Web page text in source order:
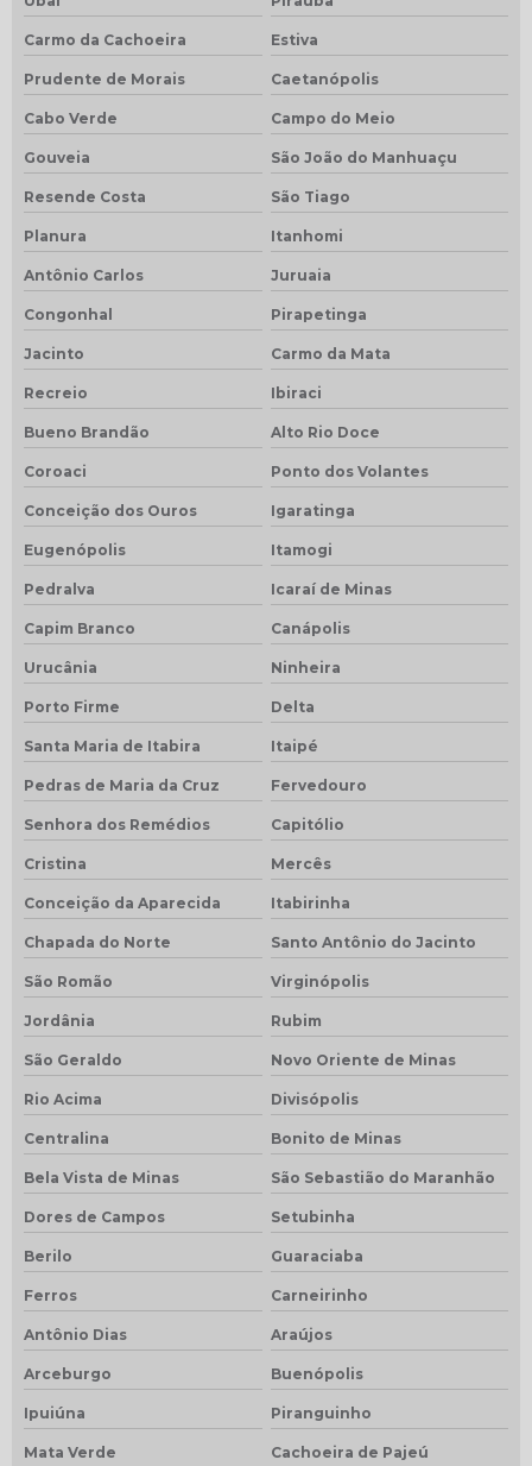
Carmo da Cachoeira Estiva
Prudente de Morais Caetanópolis
Cabo Verde Campo do Meio
Gouveia São João do Manhuaçu
Resende Costa São Tiago
Planura Itanhomi
Antônio Carlos Juruaia
Congonhal Pirapetinga
Jacinto Carmo da Mata
Recreio Ibiraci
Bueno Brandão Alto Rio Doce
Coroaci Ponto dos Volantes
Conceição dos Ouros Igaratinga
Eugenópolis Itamogi
Pedralva Icaraí de Minas
Capim Branco Canápolis
Urucânia Ninheira
Porto Firme Delta
Santa Maria de Itabira Itaipé
Pedras de Maria da Cruz Fervedouro
Senhora dos Remédios Capitólio
Cristina Mercês
Conceição da Aparecida Itabirinha
Chapada do Norte Santo Antônio do Jacinto
São Romão Virginópolis
Jordânia Rubim
São Geraldo Novo Oriente de Minas
Rio Acima Divisópolis
Centralina Bonito de Minas
Bela Vista de Minas São Sebastião do Maranhão
Dores de Campos Setubinha
Berilo Guaraciaba
Ferros Carneirinho
Antônio Dias Araújos
Arceburgo Buenópolis
Ipuiúna Piranguinho
Mata Verde Cachoeira de Pajeú